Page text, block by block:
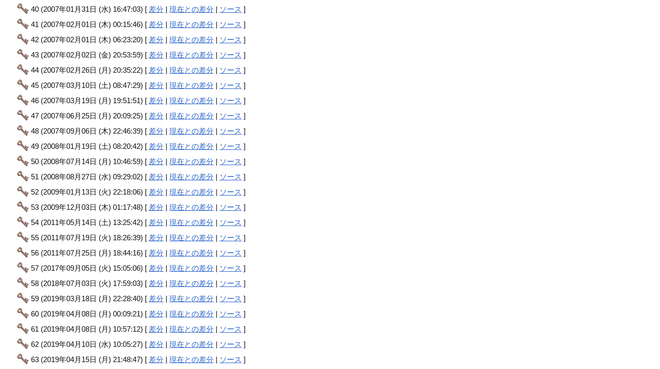
40 (2007年01月31日 (水) 16:47:03) [ 差分 |現在との差分 | ソース ]
41 (2007年02月01日 (木) 00:15:46) [ 差分 |現在との差分 | ソース ]
42 (2007年02月01日 (木) 06:23:20) [ 差分 |現在との差分 | ソース ]
43 (2007年02月02日 (金) 20:53:59) [ 差分 |現在との差分 | ソース ]
44 (2007年02月26日 (月) 20:35:22) [ 差分 |現在との差分 | ソース ]
45 (2007年03月10日 (土) 08:47:29) [ 差分 |現在との差分 | ソース ]
46 (2007年03月19日 (月) 19:51:51) [ 差分 |現在との差分 | ソース ]
47 (2007年06月25日 (月) 20:09:25) [ 差分 |現在との差分 | ソース ]
48 (2007年09月06日 (木) 22:46:39) [ 差分 |現在との差分 | ソース ]
49 (2008年01月19日 (土) 08:20:42) [ 差分 |現在との差分 | ソース ]
50 (2008年07月14日 (月) 10:46:59) [ 差分 |現在との差分 | ソース ]
51 (2008年08月27日 (水) 09:29:02) [ 差分 |現在との差分 | ソース ]
52 (2009年01月13日 (火) 22:18:06) [ 差分 |現在との差分 | ソース ]
53 (2009年12月03日 (木) 01:17:48) [ 差分 |現在との差分 | ソース ]
54 (2011年05月14日 (土) 13:25:42) [ 差分 |現在との差分 | ソース ]
55 (2011年07月19日 (火) 18:26:39) [ 差分 |現在との差分 | ソース ]
56 (2011年07月25日 (月) 18:44:16) [ 差分 |現在との差分 | ソース ]
57 (2017年09月05日 (火) 15:05:06) [ 差分 |現在との差分 | ソース ]
58 (2018年07月03日 (火) 17:59:03) [ 差分 |現在との差分 | ソース ]
59 (2019年03月18日 (月) 22:28:40) [ 差分 |現在との差分 | ソース ]
60 (2019年04月08日 (月) 00:09:21) [ 差分 |現在との差分 | ソース ]
61 (2019年04月08日 (月) 10:57:12) [ 差分 |現在との差分 | ソース ]
62 (2019年04月10日 (水) 10:05:27) [ 差分 |現在との差分 | ソース ]
63 (2019年04月15日 (月) 21:48:47) [ 差分 |現在との差分 | ソース ]